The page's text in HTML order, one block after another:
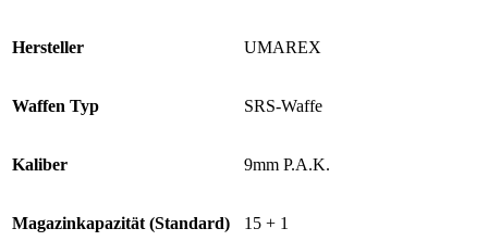
Hersteller UMAREX
Waffen Typ SRS-Waffe
Kaliber 9mm P.A.K.
Magazinkapazität (Standard) 15 + 1